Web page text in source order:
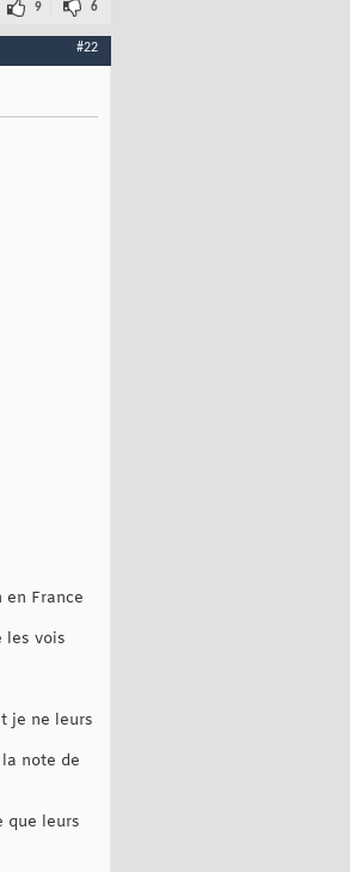
9 6
#22
France
les vois
je ne leurs
note de
que leurs